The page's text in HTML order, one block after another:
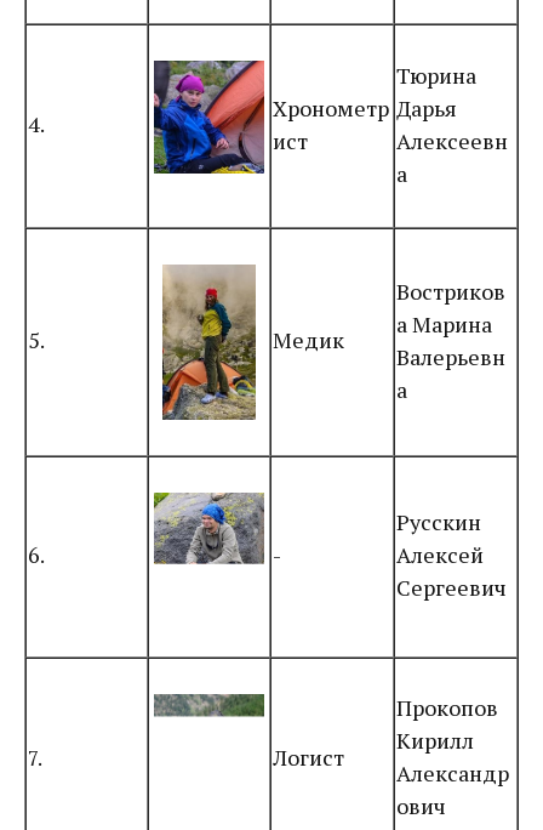
4.
Хронометр
ист
Тюрина
Дарья
Алексеевн
а
5. Медик
Востриков
а Марина
Валерьевн
а
6. -
Русскин
Алексей
Сергеевич
7. Логист
Прокопов
Кирилл
Александр
ович